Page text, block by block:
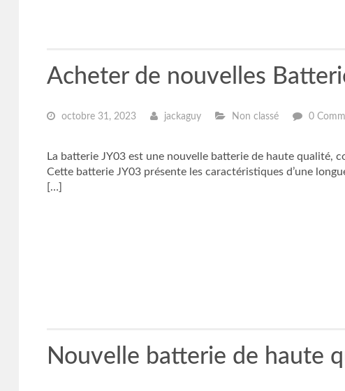
Acheter de nouvelles
octobre 31, 2023 jackaguy Non classé 0
La batterie JY03 est une nouvelle batterie de haute qualité,
Cette batterie JY03 présente les caractéristiques d’une
[…]
Nouvelle batterie de haute